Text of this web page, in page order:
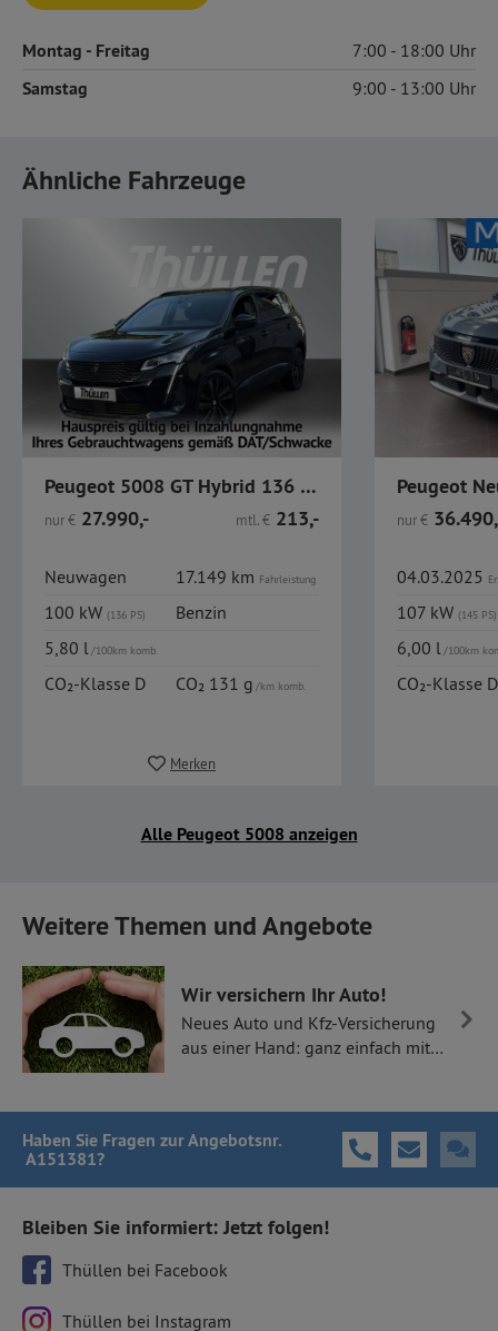
Montag - Freitag 7:00 18:00
Samstag 9:00 13:00
Ähnliche Fahrzeuge
Peugeot 5008 GT Hybrid 136 e-DSC6 / 360 Kamera / AHK / SHZ
nur€ 27.990,- mtl.€ 213,-
Neuwagen 17.149 km Fahrleistung
100 kW (136 PS)
Benzin
5,80 l/100km komb.
CO₂-Klasse D CO₂ 131 g/km komb.
Merken
nur€
04.03.2025
107 kW (145 PS)
6,00 l/100km
CO₂-Klasse D
Alle Peugeot 5008 anzeigen
Weitere Themen und Angebote
Wir versichern Ihr Auto!
Neues Auto und Kfz-Versicherung
aus einer Hand: ganz einfach mit
Haben Sie Fragen zur Angebotsnr.
A151381?
Bleiben Sie informiert: Jetzt folgen!
Thüllen bei Facebook
Thüllen bei Instagram